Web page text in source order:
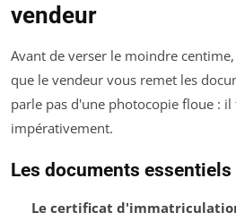
vendeur
Avant de verser le moindre
que le vendeur vous remet les
parle pas d'une photocopie floue :
impérativement.
Les documents
Le certificat